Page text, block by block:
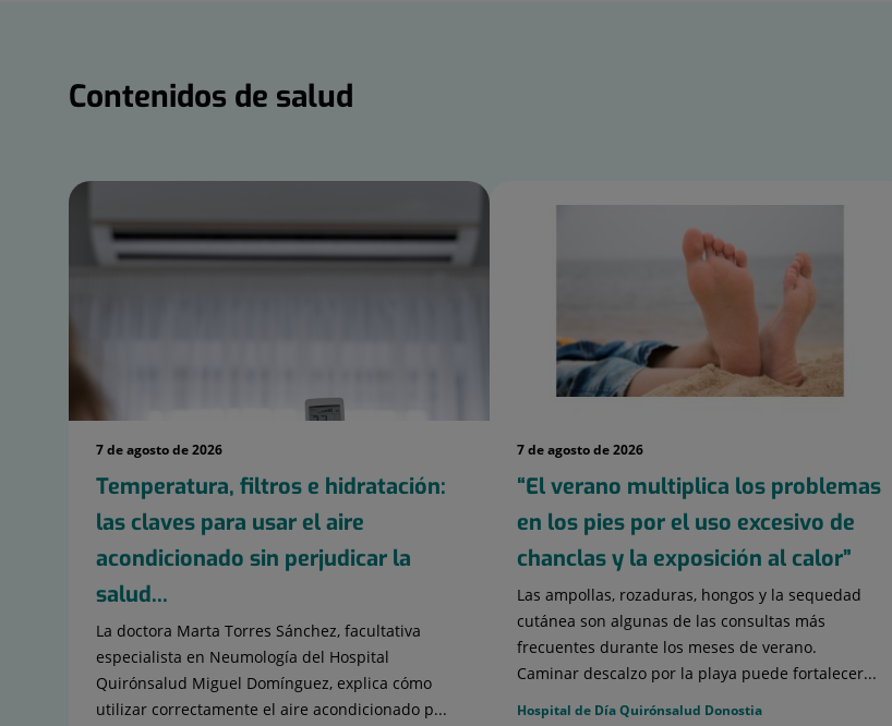
salud
Contenidos de salud
7 de agosto de 2026
Temperatura, filtros e hidratación:
las claves para usar el aire
acondicionado sin perjudicar la
salud...
La doctora Marta Torres Sánchez, facultativa
especialista en Neumología del Hospital
Quirónsalud Miguel Domínguez, explica cómo
utilizar correctamente el aire acondicionado p...
7 de agosto de 2026
“El verano multiplica los problemas
en los pies por el uso excesivo de
chanclas y la exposición al calor”
Las ampollas, rozaduras, hongos y la sequedad
cutánea son algunas de las consultas más
frecuentes durante los meses de verano.
Caminar descalzo por la playa puede fortalecer...
Hospital de Día Quirónsalud Donostia